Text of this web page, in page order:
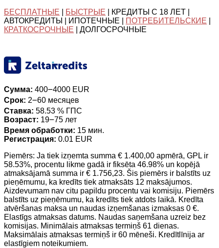
БЕСПЛАТНЫЕ
БЫСТРЫЕ | КРЕДИТЫ С 18 ЛЕТ |
АВТОКРЕДИТЫ | ИПОТЕЧНЫЕ |
ПОТРЕБИТЕЛЬСКИЕ
КРАТКОСРОЧНЫЕ | ДОЛГОСРОЧНЫЕ
Сумма: 400౼4000 EUR
Срок: 2౼60 месяцев
Ставка: 58.53 % ГПС
Возраст: 19౼75 лет
Время обработки: 15 мин.
Регистрация: 0.01 EUR
Piemērs: Ja tiek izņemta summa € 1.400,00 apmērā, GPL ir
58.53%, procentu likme gadā ir fiksēta 46.98% un kopējā
atmaksājamā summa ir € 1.756,23. Šis piemērs ir balstīts uz
pieņēmumu, ka kredīts tiek atmaksāts 12 maksājumos.
Aizdevumam nav citu papildu procentu vai komisiju. Piemērs
balstīts uz pieņēmumu, ka kredīts tiek atdots laikā. Kredīta
atvēršanas maksa un naudas izņemšanas izmaksas 0 €.
Elastīgs atmaksas datums. Naudas saņemšana uzreiz bez
komisijas. Minimālais atmaksas termiņš 61 dienas.
Maksimālais atmaksas termiņš ir 60 mēneši. Kredītlīnija ar
elastīgiem noteikumiem.